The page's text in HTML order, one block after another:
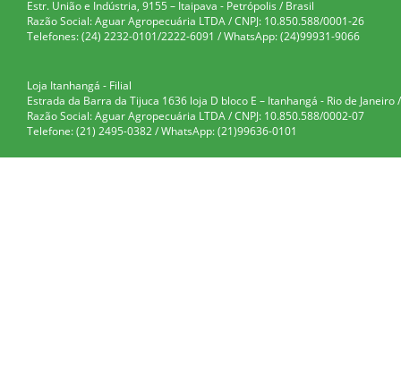
Estr. União e Indústria, 9155 – Itaipava - Petrópolis / Brasil
Razão Social: Aguar Agropecuária LTDA / CNPJ: 10.850.588/0001-26
Telefones: (24) 2232-0101/2222-6091 / WhatsApp: (24)99931-9066
Loja Itanhangá - Filial
Estrada da Barra da Tijuca 1636 loja D bloco E – Itanhangá - Rio de Janeiro
Razão Social: Aguar Agropecuária LTDA / CNPJ: 10.850.588/0002-07
Telefone: (21) 2495-0382 / WhatsApp: (21)99636-0101